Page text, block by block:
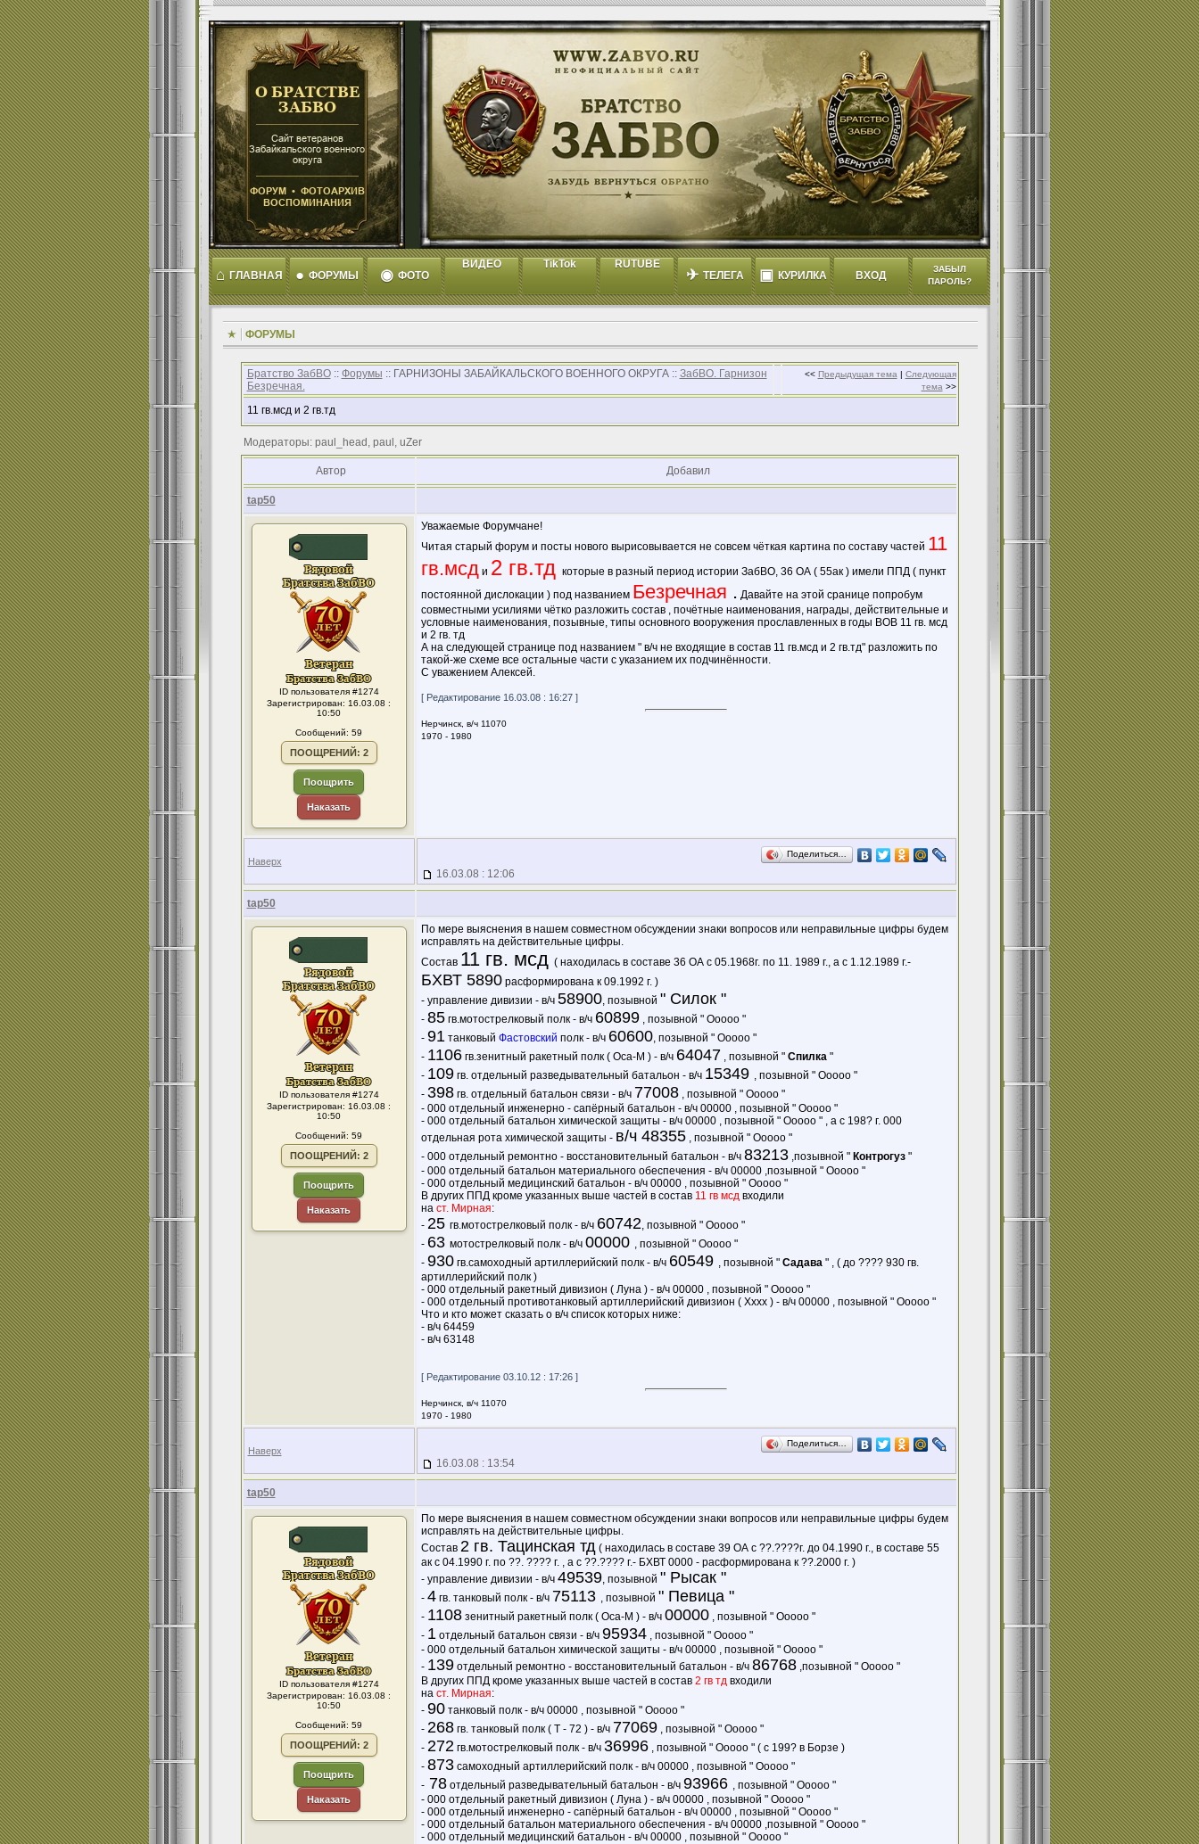
⌂ ГЛАВНАЯ ● ФОРУМЫ ◉ ФОТО
ВИДЕО TikTok RUTUBE
✈ ТЕЛЕГА ▣ КУРИЛКА ВХОД
ЗАБЫЛ
ПАРОЛЬ?
ФОРУМЫ
Братство ЗабВО:: Форумы :: ГАРНИЗОНЫ ЗАБАЙКАЛЬСКОГО ВОЕННОГО ОКРУГА :: ЗабВО. Гарнизон
Безречная.
<< Предыдущая тема | Следующая
тема >>
11 гв.мсд и 2 гв.тд
Модераторы: paul_head, paul, uZer
Автор Добавил
tap50
ID пользователя #1274
Зарегистрирован: 16.03.08 :
10:50
Сообщений: 59
ПООЩРЕНИЙ: 2
Поощрить
Наказать
Уважаемые Форумчане!
Читая старый форум и посты нового вырисовывается не совсем чёткая картина по составу частей 11
гв.мсд и 2 гв.тд которые в разный период истории ЗабВО, 36 ОА ( 55ак ) имели ППД ( пункт
постоянной дислокации ) под названием Безречная . Давайте на этой сранице попробум
совместными усилиями чётко разложить состав , почётные наименования, награды, действительные и
условные наименования, позывные, типы основного вооружения прославленных в годы ВОВ 11 гв. мсд
и 2 гв. тд
А на следующей странице под названием " в/ч не входящие в состав 11 гв.мсд и 2 гв.тд" разложить по
такой-же схеме все остальные части с указанием их подчинённости.
С уважением Алексей.
[ Редактирование 16.03.08 : 16:27 ]
Нерчинск, в/ч 11070
1970 - 1980
Наверх
Поделиться…
16.03.08 : 12:06
tap50
ID пользователя #1274
Зарегистрирован: 16.03.08 :
10:50
Сообщений: 59
ПООЩРЕНИЙ: 2
Поощрить
Наказать
По мере выяснения в нашем совместном обсуждении знаки вопросов или неправильные цифры будем
исправлять на действительные цифры.
Состав 11 гв. мсд ( находилась в составе 36 ОА с 05.1968г. по 11. 1989 г., а с 1.12.1989 г.-
БХВТ 5890расформирована к 09.1992 г. )
- управление дивизии - в/ч 58900, позывной " Силок "
- 85гв.мотострелковый полк - в/ч 60899, позывной " Ооооо "
- 91танковый Фастовский полк - в/ч 60600, позывной " Ооооо "
- 1106гв.зенитный ракетный полк ( Оса-М ) - в/ч 64047 , позывной " Спилка"
- 109гв. отдельный разведывательный батальон - в/ч 15349 , позывной " Ооооо "
- 398гв. отдельный батальон связи - в/ч 77008, позывной " Ооооо "
- 000 отдельный инженерно - сапёрный батальон - в/ч 00000 , позывной " Ооооо "
- 000 отдельный батальон химической защиты - в/ч 00000 , позывной " Ооооо " , а с 198? г. 000
отдельная рота химической защиты - в/ч 48355, позывной " Ооооо "
- 000 отдельный ремонтно - восстановительный батальон - в/ч 83213,позывной " Контрогуз"
- 000 отдельный батальон материального обеспечения - в/ч 00000 ,позывной " Ооооо "
- 000 отдельный медицинский батальон - в/ч 00000 , позывной " Ооооо "
В других ППД кроме указанных выше частей в состав 11 гв мсдвходили
на ст. Мирная:
- 25 гв.мотострелковый полк - в/ч 60742, позывной " Ооооо "
- 63 мотострелковый полк - в/ч 00000 , позывной " Ооооо "
- 930гв.самоходный артиллерийский полк - в/ч 60549 , позывной " Садава" , ( до ???? 930 гв.
артиллерийский полк )
- 000 отдельный ракетный дивизион ( Луна ) - в/ч 00000 , позывной " Ооооо "
- 000 отдельный противотанковый артиллерийский дивизион ( Хххх ) - в/ч 00000 , позывной " Ооооо "
Что и кто может сказать о в/ч список которых ниже:
- в/ч 64459
- в/ч 63148
[ Редактирование 03.10.12 : 17:26 ]
Нерчинск, в/ч 11070
1970 - 1980
Наверх
Поделиться…
16.03.08 : 13:54
tap50
ID пользователя #1274
Зарегистрирован: 16.03.08 :
10:50
Сообщений: 59
ПООЩРЕНИЙ: 2
Поощрить
Наказать
По мере выяснения в нашем совместном обсуждении знаки вопросов или неправильные цифры будем
исправлять на действительные цифры.
Состав 2 гв. Тацинская тд( находилась в составе 39 ОА с ??.????г. до 04.1990 г., в составе 55
ак с 04.1990 г. по ??. ???? г. , а с ??.???? г.- БХВТ 0000 - расформирована к ??.2000 г. )
- управление дивизии - в/ч 49539, позывной " Рысак "
- 4гв. танковый полк - в/ч 75113 , позывной " Певица "
- 1108зенитный ракетный полк ( Оса-М ) - в/ч 00000, позывной " Ооооо "
- 1отдельный батальон связи - в/ч 95934, позывной " Ооооо "
- 000 отдельный батальон химической защиты - в/ч 00000 , позывной " Ооооо "
- 139отдельный ремонтно - восстановительный батальон - в/ч 86768,позывной " Ооооо "
В других ППД кроме указанных выше частей в состав 2 гв тд входили
на ст. Мирная:
- 90танковый полк - в/ч 00000 , позывной " Ооооо "
- 268гв. танковый полк ( Т - 72 ) - в/ч 77069, позывной " Ооооо "
- 272гв.мотострелковый полк - в/ч 36996, позывной " Ооооо " ( с 199? в Борзе )
- 873самоходный артиллерийский полк - в/ч 00000 , позывной " Ооооо "
-78отдельный разведывательный батальон - в/ч 93966 , позывной " Ооооо "
- 000 отдельный ракетный дивизион ( Луна ) - в/ч 00000 , позывной " Ооооо "
- 000 отдельный инженерно - сапёрный батальон - в/ч 00000 , позывной " Ооооо "
- 000 отдельный батальон материального обеспечения - в/ч 00000 ,позывной " Ооооо "
- 000 отдельный медицинский батальон - в/ч 00000 , позывной " Ооооо "